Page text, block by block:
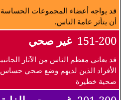
قد يواجه أعضاء المجموعات الحساسة
أن يتأثر عامة الناس.
151-200 غير صحي
قد يعاني معظم الناس من الآثار
الأفراد الذين لديهم وضع صحي
صحية خطيرة